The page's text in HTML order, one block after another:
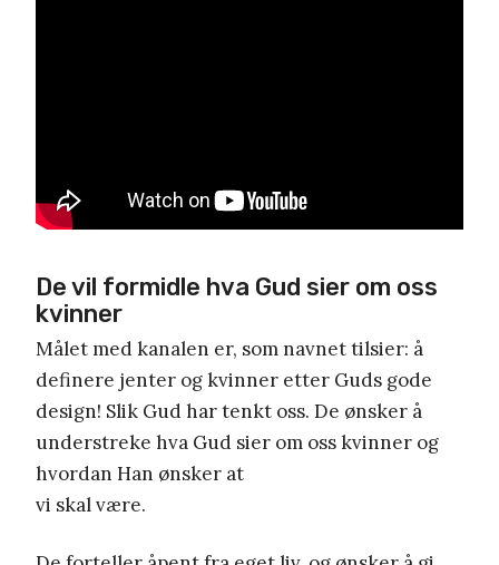
De vil formidle hva Gud sier om oss
kvinner
Målet med kanalen er, som navnet tilsier: å
definere jenter og kvinner etter Guds gode
design! Slik Gud har tenkt oss. De ønsker å
understreke hva Gud sier om oss kvinner og
hvordan Han ønsker at
vi skal være.